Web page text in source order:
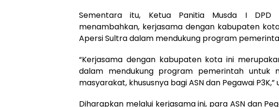
Sementara itu, Ketua Panitia Musda I DPD
menambahkan, kerjasama dengan kabupaten
Apersi Sultra dalam mendukung program
“Kerjasama dengan kabupaten kota ini
dalam mendukung program pemerintah untuk
masyarakat, khususnya bagi ASN dan Pegawai P3K,”
Diharapkan melalui kerjasama ini, para ASN dan